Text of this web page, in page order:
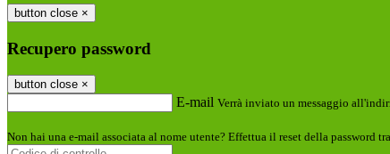
button close ×
Recupero password
button close ×
E-mail Verrà inviato un messaggio
Non hai una e-mail associata al nome utente? Effettua il reset della password